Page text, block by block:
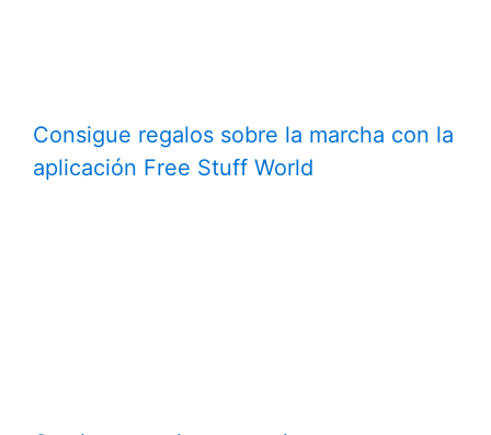
Consigue regalos sobre la marcha con la
aplicación Free Stuff World